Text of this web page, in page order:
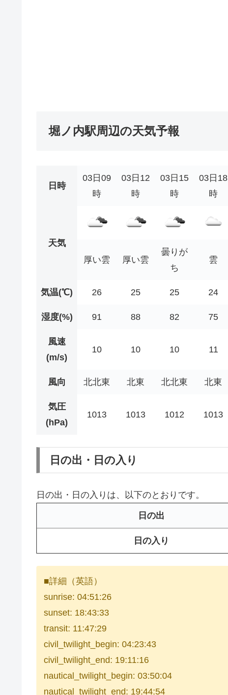
堀ノ内駅周辺の天気予報
日時
03日09
時
03日12
時
03日15
時
03日18
時
天気
厚い雲
厚い雲
曇りが
ち
雲
気温(℃) 26 25 25 24
湿度(%) 91 88 82 75
風速
(m/s)
10 10 10 11
風向 北北東 北東 北北東 北東
気圧
(hPa)
1013 1013 1012 1013
日の出・日の入り
日の出・日の入りは、以下のとおりです。
日の出
日の入り
■詳細（英語）
sunrise: 04:51:26
sunset: 18:43:33
transit: 11:47:29
civil_twilight_begin: 04:23:43
civil_twilight_end: 19:11:16
nautical_twilight_begin: 03:50:04
nautical_twilight_end: 19:44:54